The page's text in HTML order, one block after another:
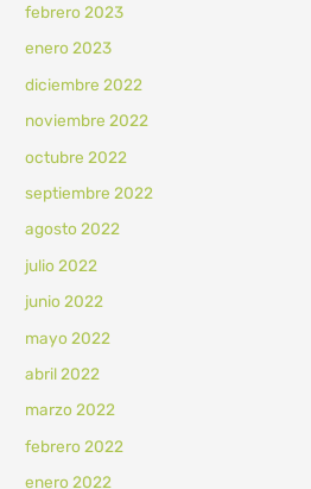
febrero 2023
enero 2023
diciembre 2022
noviembre 2022
octubre 2022
septiembre 2022
agosto 2022
julio 2022
junio 2022
mayo 2022
abril 2022
marzo 2022
febrero 2022
enero 2022